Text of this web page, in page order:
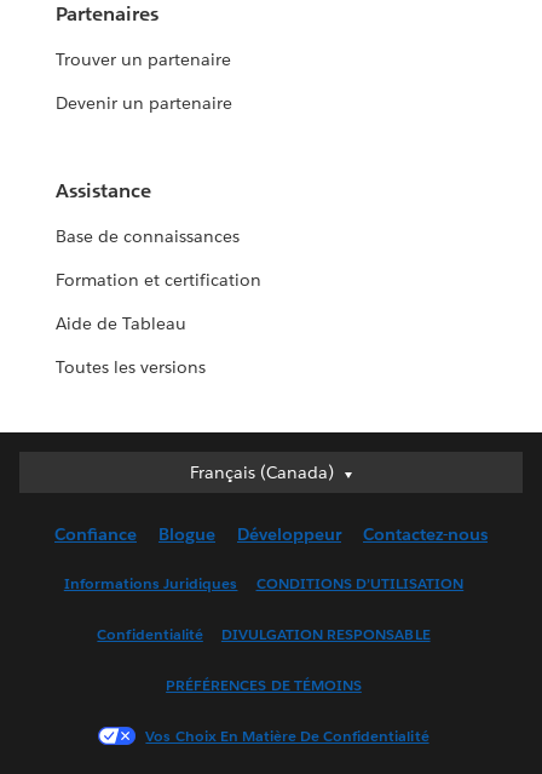
Partenaires
Trouver un partenaire
Devenir un partenaire
Assistance
Base de connaissances
Formation et certification
Aide de Tableau
Toutes les versions
Français (Canada)
Français (Canada)
English (UK)
Français (France)
한국어
Confiance Blogue Développeur Contactez-nous
Informations Juridiques CONDITIONS D’UTILISATION
Confidentialité DIVULGATION RESPONSABLE
PRÉFÉRENCES DE TÉMOINS
Vos Choix En Matière De Confidentialité